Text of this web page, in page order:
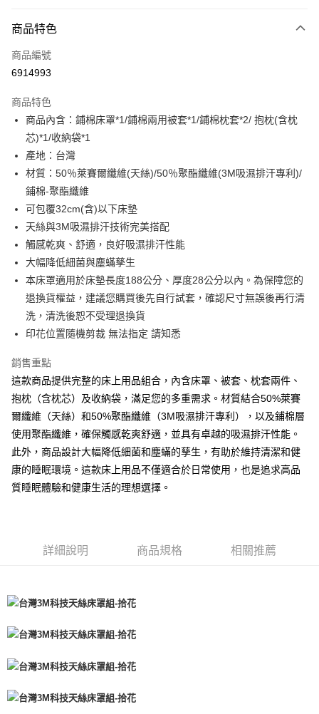
信用卡一次付款
LINE Pay
街口支付
悠遊付
全盈+PAY
ATM付款
運送方式
每筆NT$100，滿NT$1,500(含以上)免運費
免運費
免運費
商品特色
商品編號
6914993
商品特色
商品內含：鋪棉床罩*1/鋪棉兩用被套*1/鋪棉枕套*2/ 抱枕(含枕
芯)*1/收納袋*1
產地：台灣
材質：50％萊賽爾纖維(天絲)/50％聚酯纖維(3M吸濕排汗專利)/
鋪棉-聚酯纖維
可包覆32cm(含)以下床墊
天絲與3M吸濕排汗技術完美搭配
觸感乾爽、舒適，良好吸濕排汗性能
大幅降低細菌與塵蟎孳生
本床罩適用於床墊長度188公分、厚度28公分以內。為保障您的
退換貨權益，建議您購買後先自行試套，確認尺寸無誤後再行清
洗，清洗後恕不受理退換貨
印花位置隨機剪裁 無法指定 請知悉
銷售重點
這款商品提供完整的床上用品組合，內含床罩、被套、枕套兩件、
抱枕（含枕芯）及收納袋，滿足您的多重需求。材質結合50%萊賽
爾纖維（天絲）和50%聚酯纖維（3M吸濕排汗專利），以及鋪棉層
使用聚酯纖維，確保觸感乾爽舒適，並具有卓越的吸濕排汗性能。
此外，商品設計大幅降低細菌和塵蟎的孳生，有助於維持清潔和健
康的睡眠環境。這款床上用品不僅適合於日常使用，也是追求高品
質睡眠體驗和健康生活的理想選擇。
詳細說明 商品規格 相關推薦